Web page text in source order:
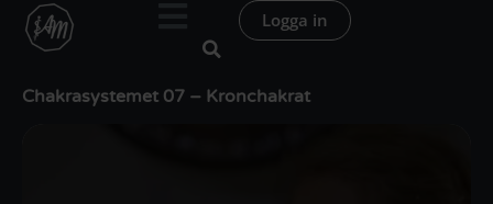
Hoppa
Logga in
Chakrasystemet 07 – Kronchakrat